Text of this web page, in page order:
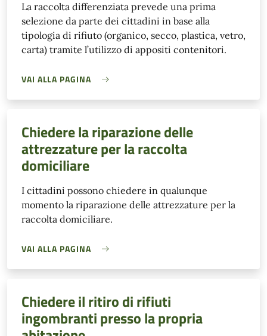
La raccolta differenziata prevede una prima
selezione da parte dei cittadini in base alla
tipologia di rifiuto (organico, secco, plastica, vetro,
carta) tramite l’utilizzo di appositi contenitori.
VAI ALLA PAGINA
Chiedere la riparazione delle
attrezzature per la raccolta
domiciliare
I cittadini possono chiedere in qualunque
momento la riparazione delle attrezzature per la
raccolta domiciliare.
VAI ALLA PAGINA
Chiedere il ritiro di rifiuti
ingombranti presso la propria